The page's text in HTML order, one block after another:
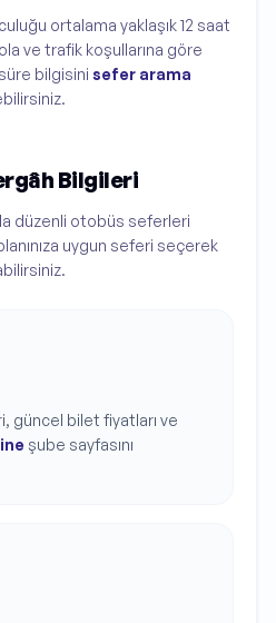
ortalama yaklaşık 12 saat
ve trafik koşullarına göre
bilgisini sefer arama
Bilgileri
düzenli otobüs seferleri
uygun seferi seçerek
güncel bilet fiyatları ve
şube sayfasını